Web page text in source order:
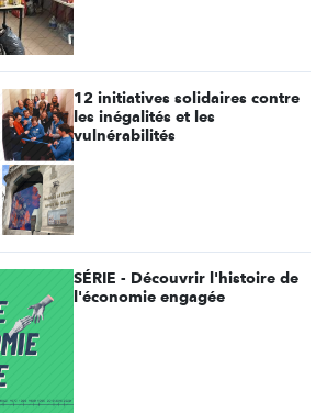
12 initiatives solidaires contre
les inégalités et les
vulnérabilités
SÉRIE - Découvrir l'histoire de
l'économie engagée